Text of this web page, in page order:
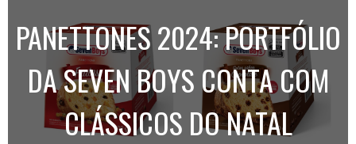
PANETTONES 2024: PORTFÓLIO
DA SEVEN BOYS CONTA COM
CLÁSSICOS DO NATAL